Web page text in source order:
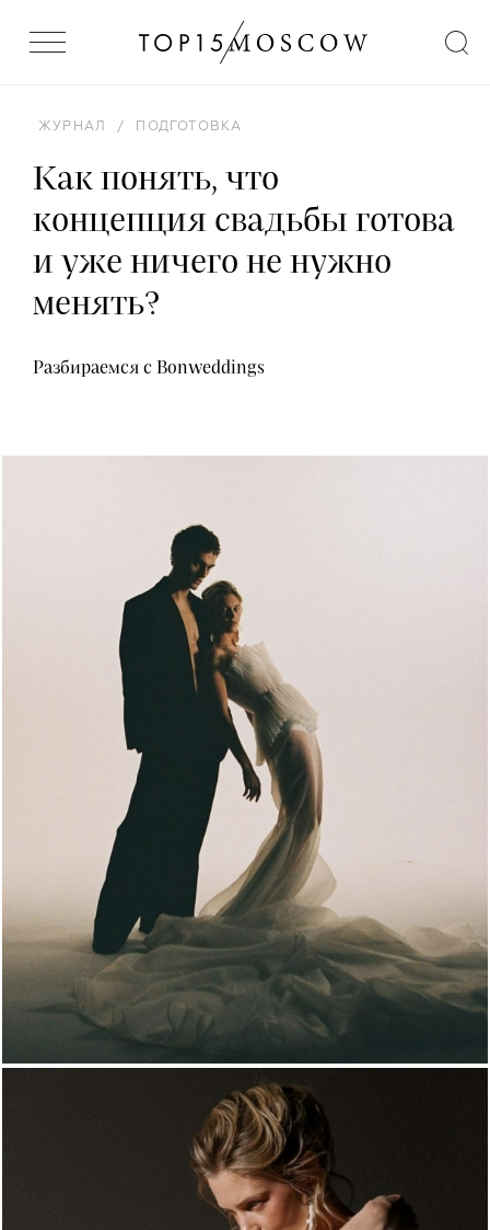
ЖУРНАЛ / ПОДГОТОВКА
Как понять, что
концепция свадьбы готова
и уже ничего не нужно
менять?
Разбираемся с Bonweddings